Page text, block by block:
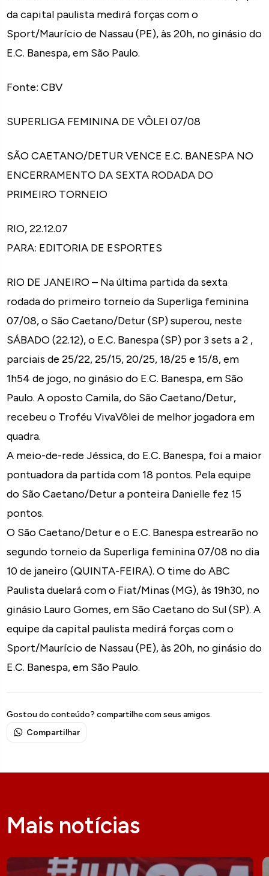
da capital paulista medirá forças com o
Sport/Maurício de Nassau (PE), às 20h, no ginásio do
E.C. Banespa, em São Paulo.
Fonte: CBV
SUPERLIGA FEMININA DE VÔLEI 07/08
SÃO CAETANO/DETUR VENCE E.C. BANESPA NO
ENCERRAMENTO DA SEXTA RODADA DO
PRIMEIRO TORNEIO
RIO, 22.12.07
PARA: EDITORIA DE ESPORTES
RIO DE JANEIRO – Na última partida da sexta
rodada do primeiro torneio da Superliga feminina
07/08, o São Caetano/Detur (SP) superou, neste
SÁBADO (22.12), o E.C. Banespa (SP) por 3 sets a 2 ,
parciais de 25/22, 25/15, 20/25, 18/25 e 15/8, em
1h54 de jogo, no ginásio do E.C. Banespa, em São
Paulo. A oposto Camila, do São Caetano/Detur,
recebeu o Troféu VivaVôlei de melhor jogadora em
quadra.
A meio-de-rede Jéssica, do E.C. Banespa, foi a maior
pontuadora da partida com 18 pontos. Pela equipe
do São Caetano/Detur a ponteira Danielle fez 15
pontos.
O São Caetano/Detur e o E.C. Banespa estrearão no
segundo torneio da Superliga feminina 07/08 no dia
10 de janeiro (QUINTA-FEIRA). O time do ABC
Paulista duelará com o Fiat/Minas (MG), às 19h30, no
ginásio Lauro Gomes, em São Caetano do Sul (SP). A
equipe da capital paulista medirá forças com o
Sport/Maurício de Nassau (PE), às 20h, no ginásio do
E.C. Banespa, em São Paulo.
Gostou do conteúdo? compartilhe com seus amigos.
Compartilhar
Mais notícias